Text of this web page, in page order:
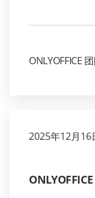
ONLYOFFICE
2025年12月16